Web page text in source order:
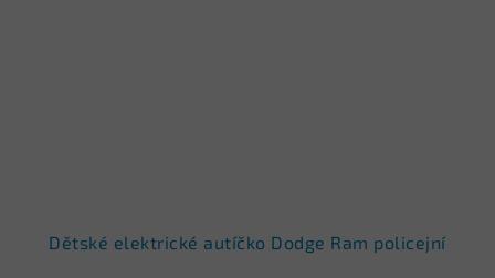
Dětské elektrické autíčko Dodge Ram policejní